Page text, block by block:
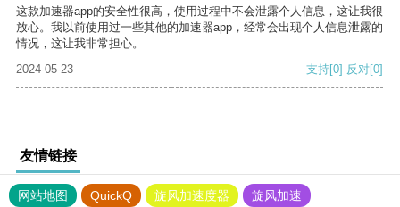
这款加速器app的安全性很高，使用过程中不会泄露个人信息，这让我很
放心。我以前使用过一些其他的加速器app，经常会出现个人信息泄露的
情况，这让我非常担心。
2024-05-23
支持[0] 反对[0]
友情链接
网站地图 QuickQ 旋风加速度器
旋风加速